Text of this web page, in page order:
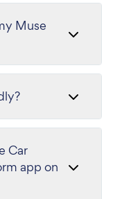
Muse
Car
app on